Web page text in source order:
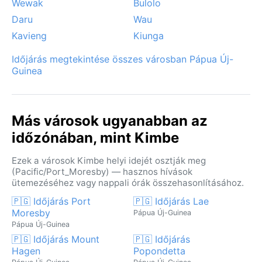
Wewak
Bulolo
Daru
Wau
Kavieng
Kiunga
Időjárás megtekintése összes városban Pápua Új-
Guinea
Más városok ugyanabban az
időzónában, mint Kimbe
Ezek a városok Kimbe helyi idejét osztják meg
(Pacific/Port_Moresby) — hasznos hívások
ütemezéséhez vagy nappali órák összehasonlításához.
🇵🇬 Időjárás Port
Moresby
Pápua Új-Guinea
🇵🇬 Időjárás Lae
Pápua Új-Guinea
🇵🇬 Időjárás Mount
Hagen
🇵🇬 Időjárás
Popondetta